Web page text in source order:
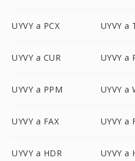
UYVY a PCX UYVY a
UYVY a CUR UYVY a
UYVY a PPM UYVY a
UYVY a FAX UYVY a
UYVY a HDR UYVY a